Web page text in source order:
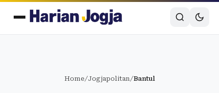
Home/Jogjapolitan/Bantul